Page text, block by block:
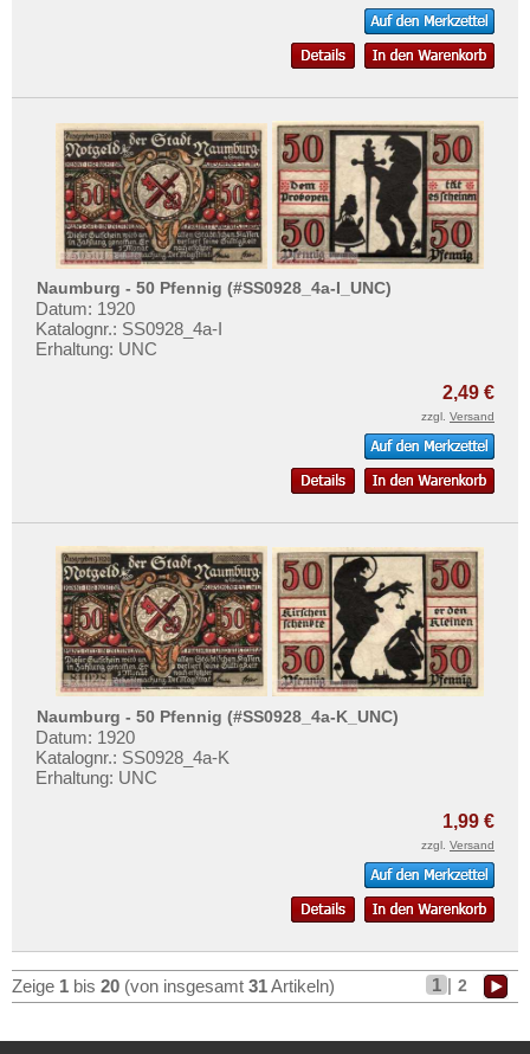
Naumburg - 50 Pfennig (#SS0928_4a-I_UNC)
Datum: 1920
Katalognr.: SS0928_4a-I
Erhaltung: UNC
2,49 €
zzgl. Versand
Naumburg - 50 Pfennig (#SS0928_4a-K_UNC)
Datum: 1920
Katalognr.: SS0928_4a-K
Erhaltung: UNC
1,99 €
zzgl. Versand
Zeige 1 bis 20 (von insgesamt 31Artikeln) 1 | 2